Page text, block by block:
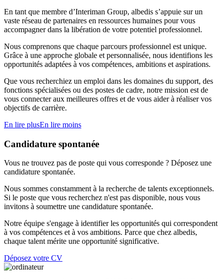
En tant que membre d’Interiman Group, albedis s’appuie sur un
vaste réseau de partenaires en ressources humaines pour vous
accompagner dans la libération de votre potentiel professionnel.
Nous comprenons que chaque parcours professionnel est unique.
Grâce à une approche globale et personnalisée, nous identifions les
opportunités adaptées à vos compétences, ambitions et aspirations.
Que vous recherchiez un emploi dans les domaines du support, des
fonctions spécialisées ou des postes de cadre, notre mission est de
vous connecter aux meilleures offres et de vous aider à réaliser vos
objectifs de carrière.
En lire plusEn lire moins
Candidature spontanée
Vous ne trouvez pas de poste qui vous corresponde ? Déposez une
candidature spontanée.
Nous sommes constamment à la recherche de talents exceptionnels.
Si le poste que vous recherchez n'est pas disponible, nous vous
invitons à soumettre une candidature spontanée.
Notre équipe s'engage à identifier les opportunités qui correspondent
à vos compétences et à vos ambitions. Parce que chez albedis,
chaque talent mérite une opportunité significative.
Déposez votre CV